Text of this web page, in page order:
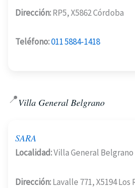
Dirección:RP5, X5862 Córdoba
Teléfono:011 5884-1418
📍Villa General Belgrano
SARA
Localidad:Villa General Belgrano
Dirección:Lavalle 771, X5194